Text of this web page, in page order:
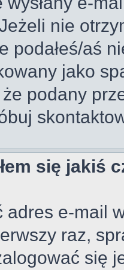
nie
podałeś/aś
jako
podany
się jakiś
e-mail
raz,
się